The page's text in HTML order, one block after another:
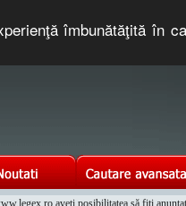
îmbunătăţită în
aveţi posibilitatea să fiţi